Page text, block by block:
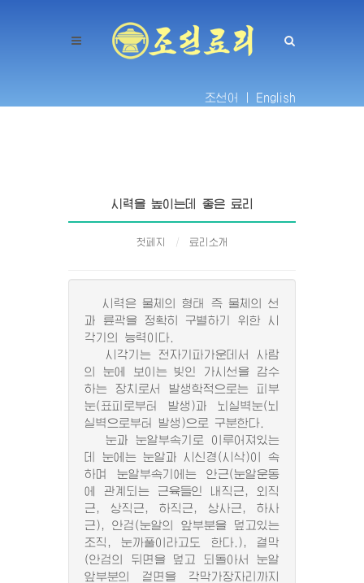
조선어 | English
시력을 높이는데 좋은 료리
첫페지 료리소개
시력은 물체의 형태 즉 물체의 선
과 륜곽을 정확히 구별하기 위한 시
각기의 능력이다.
시각기는 전자기파가운데서 사람
의 눈에 보이는 빛인 가시선을 감수
하는 장치로서 발생학적으로는 피부
눈(표피로부터 발생)과 뇌실벽눈(뇌
실벽으로부터 발생)으로 구분한다.
눈과 눈알부속기로 이루어져있는
데 눈에는 눈알과 시신경(시삭)이 속
하며 눈알부속기에는 안근(눈알운동
에 관계되는 근육들인 내직근, 외직
근, 상직근, 하직근, 상사근, 하사
근), 안검(눈알의 앞부분을 덮고있는
조직, 눈까풀이라고도 한다.), 결막
(안검의 뒤면을 덮고 되돌아서 눈알
앞부분의 겉면을 각막가장자리까지